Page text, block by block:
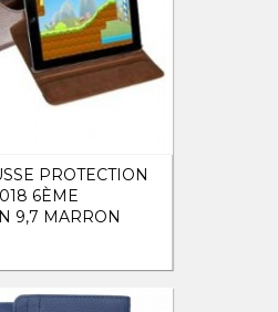
PROTECTION
6ÈME
9,7 MARRON